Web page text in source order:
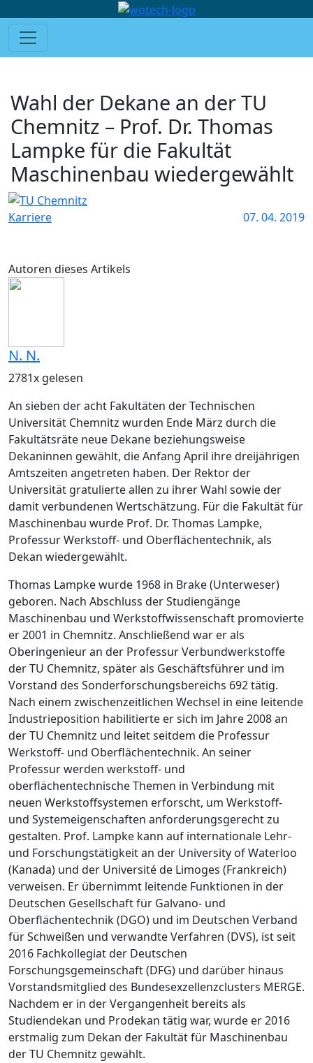
Wahl der Dekane an der TU
Chemnitz – Prof. Dr. Thomas
Lampke für die Fakultät
Maschinenbau wiedergewählt
Karriere 07. 04. 2019
Autoren dieses Artikels
N. N.
2781x gelesen
An sieben der acht Fakultäten der Technischen
Universität Chemnitz wurden Ende März durch die
Fakultätsräte neue Dekane beziehungsweise
Dekaninnen gewählt, die Anfang April ihre dreijährigen
Amtszeiten angetreten haben. Der Rektor der
Universität gratulierte allen zu ihrer Wahl sowie der
damit verbundenen Wertschätzung. Für die Fakultät für
Maschinenbau wurde Prof. Dr. Thomas Lampke,
Professur Werkstoff- und Oberflächentechnik, als
Dekan wiedergewählt.
Thomas Lampke wurde 1968 in Brake (Unterweser)
geboren. Nach Abschluss der Studiengänge
Maschinenbau und Werkstoffwissenschaft promovierte
er 2001 in Chemnitz. Anschließend war er als
Oberingenieur an der Professur Verbundwerkstoffe
der TU Chemnitz, später als Geschäftsführer und im
Vorstand des Sonderforschungsbereichs 692 tätig.
Nach einem zwischenzeitlichen Wechsel in eine leitende
Industrieposition habilitierte er sich im Jahre 2008 an
der TU Chemnitz und leitet seitdem die Professur
Werkstoff- und Oberflächentechnik. An seiner
Professur werden werkstoff- und
oberflächentechnische Themen in Verbindung mit
neuen Werkstoffsystemen erforscht, um Werkstoff-
und Systemeigenschaften anforderungsgerecht zu
gestalten. Prof. Lampke kann auf internationale Lehr-
und Forschungstätigkeit an der University of Waterloo
(Kanada) und der Université de Limoges (Frankreich)
verweisen. Er übernimmt leitende Funktionen in der
Deutschen Gesellschaft für Galvano- und
Oberflächentechnik (DGO) und im Deutschen Verband
für Schweißen und verwandte Verfahren (DVS), ist seit
2016 Fachkollegiat der Deutschen
Forschungsgemeinschaft (DFG) und darüber hinaus
Vorstandsmitglied des Bundesexzellenzclusters MERGE.
Nachdem er in der Vergangenheit bereits als
Studiendekan und Prodekan tätig war, wurde er 2016
erstmalig zum Dekan der Fakultät für Maschinenbau
der TU Chemnitz gewählt.